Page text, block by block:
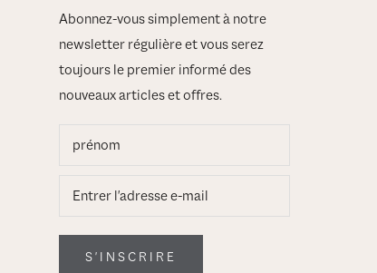
Abonnez-vous simplement à notre
newsletter régulière et vous serez
toujours le premier informé des
nouveaux articles et offres.
S'INSCRIRE